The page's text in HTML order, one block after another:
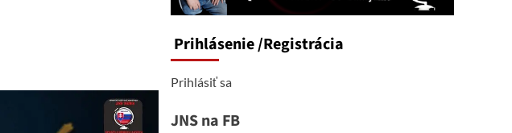
Prihlásenie/Registrácia
Prihlásiť sa
JNS na FB